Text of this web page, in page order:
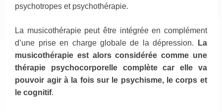
psychotropes et psychothérapie.
La musicothérapie peut être intégrée en complément
d’une prise en charge globale de la dépression.
La
musicothérapie est alors considérée comme une
thérapie psychocorporelle complète car elle va
pouvoir agir à la fois sur le psychisme, le corps et
le cognitif.